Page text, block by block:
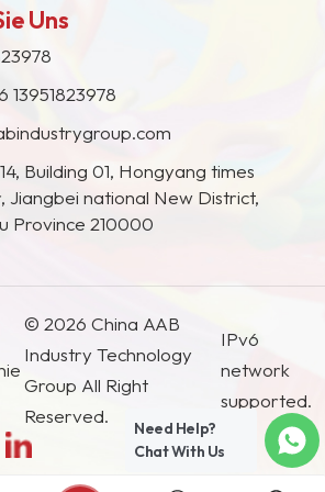
und anderen
geworden.
Uns
13951823978
Building 01, Hongyang times
Jiangbei national New District,
Province 210000
© 2026 China AAB
Industry Technology
Group All Right
Reserved.
IPv6
network
supported.
Need Help?
Chat With Us